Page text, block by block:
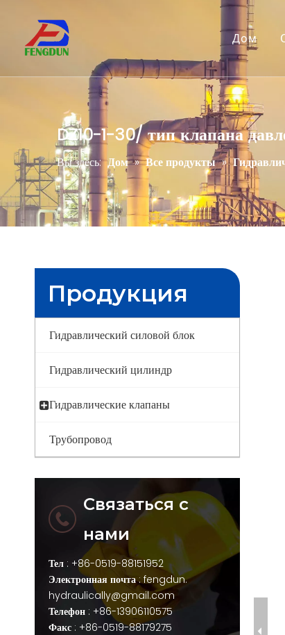
Дом
DZ10-1-30/ тип клапана
Вы здесь: Дом » Все продукты »
Продукция
Гидравлический силовой блок
Гидравлический цилиндр
Гидравлические клапаны
Трубопровод
Связаться с
нами
Тел : +86-0519-88151952
Электронная почта:fengdun.
hydraulically@gmail.com
Телефон : +86-13906110575
Факс : +86-0519-88179275